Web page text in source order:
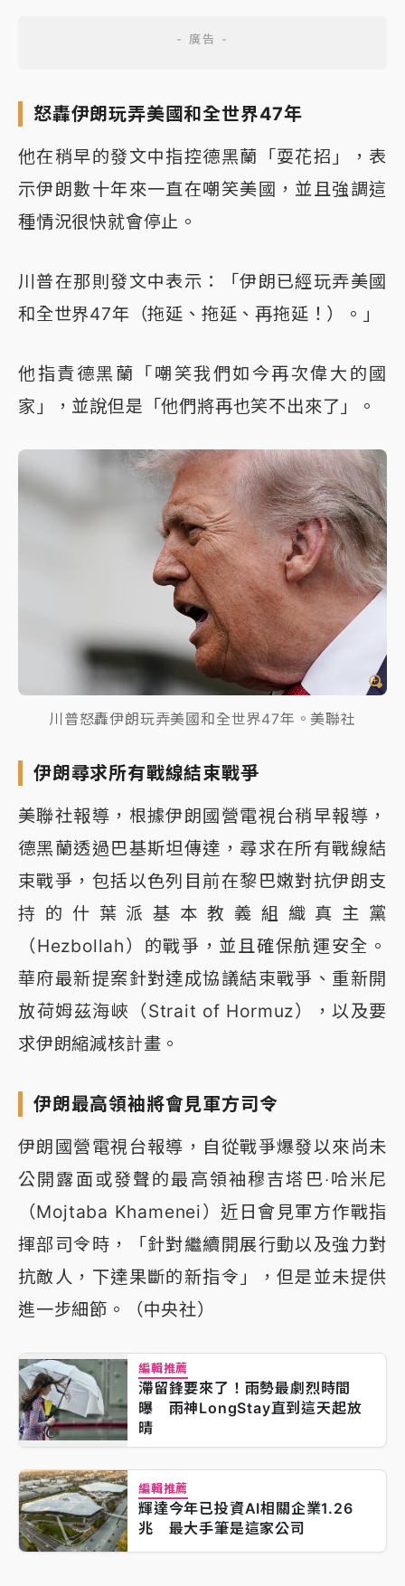
怒轟伊朗玩弄美國和全世界47年
他在稍早的發文中指控德黑蘭「耍花招」，表
示伊朗數十年來一直在嘲笑美國，並且強調這
種情況很快就會停止。
川普在那則發文中表示：「伊朗已經玩弄美國
和全世界47年（拖延、拖延、再拖延！）。」
他指責德黑蘭「嘲笑我們如今再次偉大的國
家」，並說但是「他們將再也笑不出來了」。
川普怒轟伊朗玩弄美國和全世界47年。美聯社
伊朗尋求所有戰線結束戰爭
美聯社報導，根據伊朗國營電視台稍早報導，
德黑蘭透過巴基斯坦傳達，尋求在所有戰線結
束戰爭，包括以色列目前在黎巴嫩對抗伊朗支
持的什葉派基本教義組織真主黨
（Hezbollah）的戰爭，並且確保航運安全。
華府最新提案針對達成協議結束戰爭、重新開
放荷姆茲海峽（Strait of Hormuz），以及要
求伊朗縮減核計畫。
伊朗最高領袖將會見軍方司令
伊朗國營電視台報導，自從戰爭爆發以來尚未
公開露面或發聲的最高領袖穆吉塔巴‧哈米尼
（Mojtaba Khamenei）近日會見軍方作戰指
揮部司令時，「針對繼續開展行動以及強力對
抗敵人，下達果斷的新指令」，但是並未提供
進一步細節。（中央社）
編輯推薦
滯留鋒要來了！雨勢最劇烈時間
曝 雨神LongStay直到這天起放
晴
編輯推薦
輝達今年已投資AI相關企業1.26
兆 最大手筆是這家公司